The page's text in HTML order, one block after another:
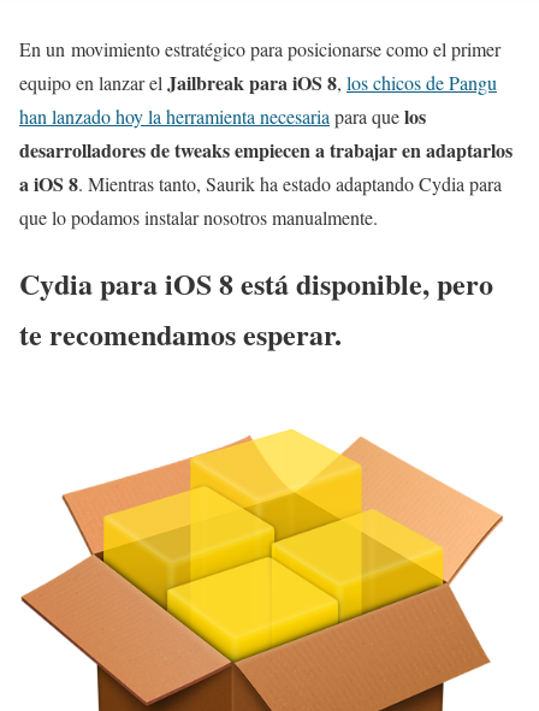
En un movimiento estratégico para posicionarse como el primer
equipo en lanzar el Jailbreak para iOS 8, los chicos de Pangu
han lanzado hoy la herramienta necesaria para quelos
desarrolladores de tweaks empiecen a trabajar en adaptarlos
a iOS 8. Mientras tanto, Saurik ha estado adaptando Cydia para
que lo podamos instalar nosotros manualmente.
Cydia para iOS 8 está disponible, pero
te recomendamos esperar.